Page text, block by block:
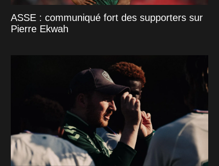
ASSE : communiqué fort des supporters sur
Pierre Ekwah